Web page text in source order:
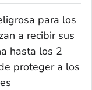
para los
a recibir sus
hasta los 2
proteger a los